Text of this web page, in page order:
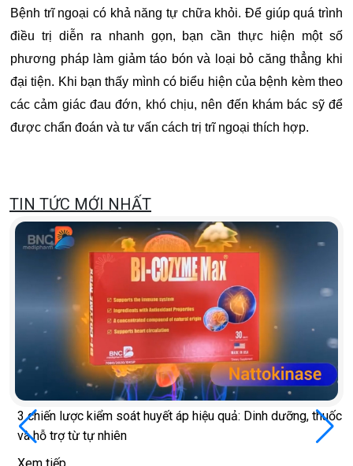
Bệnh trĩ ngoại có khả năng tự chữa khỏi. Để giúp quá trình
điều trị diễn ra nhanh gọn, bạn cần thực hiện một số
phương pháp làm giảm táo bón và loại bỏ căng thẳng khi
đại tiện. Khi bạn thấy mình có biểu hiện của bệnh kèm theo
các cảm giác đau đớn, khó chịu, nên đến khám bác sỹ để
được chẩn đoán và tư vấn cách trị trĩ ngoại thích hợp.
TIN TỨC MỚI NHẤT
3 chiến lược kiểm soát huyết áp hiệu quả: Dinh dưỡng, thuốc
và hỗ trợ từ tự nhiên